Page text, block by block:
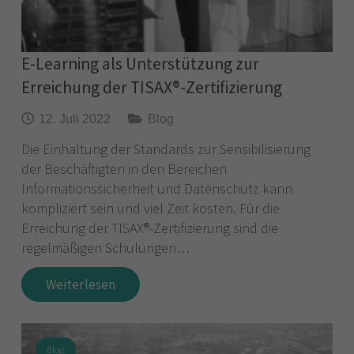
E-Learning als Unterstützung zur
Erreichung der TISAX®-Zertifizierung
12. Juli 2022 Blog
Die Einhaltung der Standards zur Sensibilisierung
der Beschäftigten in den Bereichen
Informationssicherheit und Datenschutz kann
kompliziert sein und viel Zeit kosten. Für die
Erreichung der TISAX®-Zertifizierung sind die
regelmäßigen Schulungen…
Weiterlesen
Blog